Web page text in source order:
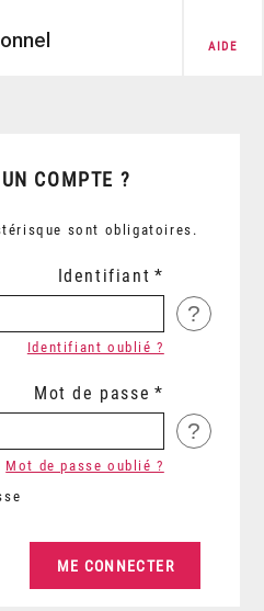
AIDE
COMPTE ?
sont obligatoires.
Identifiant
?
Identifiant oublié ?
Mot de passe
?
Mot de passe oublié ?